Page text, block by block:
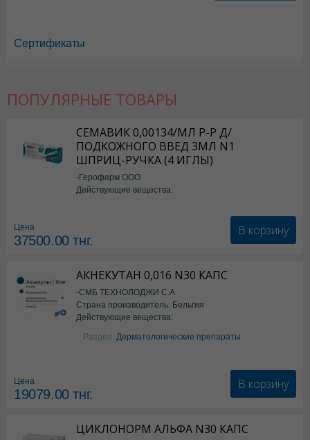
Преднизолон в Астане, Преднизолон в Уральске
Сертификаты
ПОПУЛЯРНЫЕ ТОВАРЫ
СЕМАВИК 0,00134/МЛ Р-Р Д/
ПОДКОЖНОГО ВВЕД 3МЛ N1
ШПРИЦ-РУЧКА (4 ИГЛЫ)
-Герофарм ООО
Действующие вещества:
Цена
37500.00тнг.
В корзину
АКНЕКУТАН 0,016 N30 КАПС
-СМБ ТЕХНОЛОДЖИ С.А.
Страна производитель: Бельгия
Действующие вещества:
Изотретиноин
Раздел: Дерматологические препараты
Цена
19079.00тнг.
В корзину
ЦИКЛОНОРМ АЛЬФА N30 КАПС